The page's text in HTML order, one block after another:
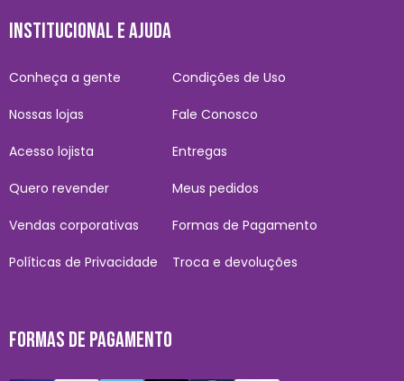
INSTITUCIONAL E AJUDA
Conheça a gente
Nossas lojas
Acesso lojista
Quero revender
Vendas corporativas
Políticas de Privacidade
Condições de Uso
Fale Conosco
Entregas
Meus pedidos
Formas de Pagamento
Troca e devoluções
FORMAS DE PAGAMENTO